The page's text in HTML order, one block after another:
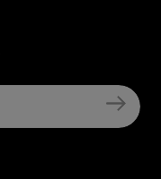
Youtube
TikTok